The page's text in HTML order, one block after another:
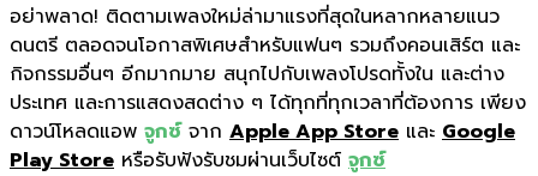
อย่าพลาด! ติดตามเพลงใหม่ล่ามาแรงที่สุดในหลากหลายแนว
ดนตรี ตลอดจนโอกาสพิเศษสำหรับแฟนๆ รวมถึงคอนเสิร์ต และ
กิจกรรมอื่นๆ อีกมากมาย สนุกไปกับเพลงโปรดทั้งใน และต่าง
ประเทศ และการแสดงสดต่าง ๆ ได้ทุกที่ทุกเวลาที่ต้องการ เพียง
ดาวน์โหลดแอพ จูกซ์ จาก Apple App Store และ Google
Play Store หรือรับฟังรับชมผ่านเว็บไซต์ จูกซ์